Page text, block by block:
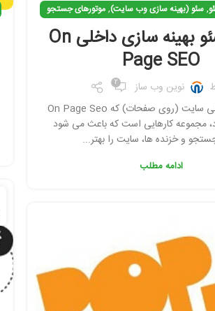
,سئو (بهینه سازی وب سایت),موتورهای جستجو
آموزش سئو بهینه سازی داخلی On
Page SEO
نوین وب ساز 2
بهینه سازی داخلی سایت (روی صفحات) که On Page Seo
مجموعه کارهایی است که باعث می شود
و خزنده ها، سایت را بهتر...
ادامه مطلب